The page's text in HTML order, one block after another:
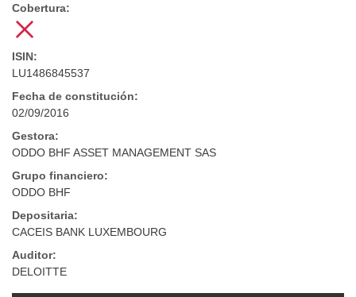
Cobertura:
ISIN:
LU1486845537
Fecha de constitución:
02/09/2016
Gestora:
ODDO BHF ASSET MANAGEMENT SAS
Grupo financiero:
ODDO BHF
Depositaria:
CACEIS BANK LUXEMBOURG
Auditor:
DELOITTE